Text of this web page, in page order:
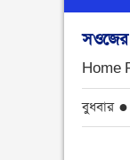
সওজের
Home
বুধবার